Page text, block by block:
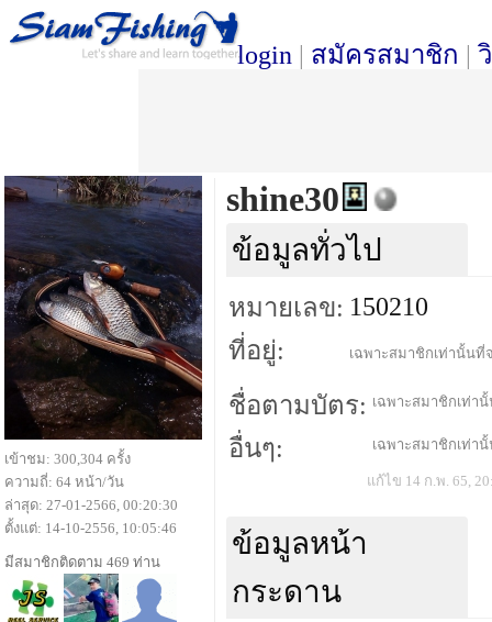
login | สมัครสมาชิก |
shine30
ข้อมูลทั่วไป
หมายเลข: 150210
ที่อยู่:
เฉพาะสมาชิกเท่านั้นที่
ชื่อตามบัตร: เฉพาะสมาชิกเท่า
อื่นๆ: เฉพาะสมาชิกเท่า
แก้ไข 14 ก.พ. 65,
ข้อมูลหน้า
กระดาน
เข้าชม: 300,304 ครั้ง
ความถี่: 64 หน้า/วัน
ล่าสุด: 27-01-2566, 00:20:30
ตั้งแต่: 14-10-2556, 10:05:46
มีสมาชิกติดตาม 469 ท่าน